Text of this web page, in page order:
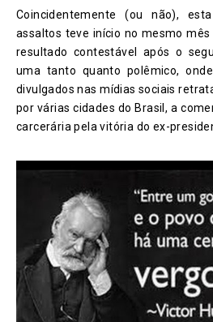
Coincidentemente (ou não),
assaltos teve início no mesmo
resultado contestável após o
uma tanto quanto polêmico,
divulgados nas mídias sociais
por várias cidades do Brasil, a
carcerária pela vitória do ex-